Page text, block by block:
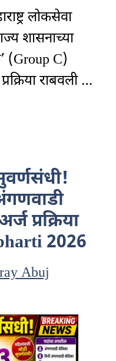
लोकसेवा
शासनाच्या
(Group C)
राबवली …
प्रक्रिया
2026
Abuj